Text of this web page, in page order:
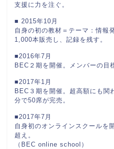
支援に力を注ぐ。
■ 2015年10月
自身の初の教材＝テーマ：情報
1,000本販売し、記録を残す。
■2016年7月
BEC２期を開催。メンバーの目
■2017年1月
BEC３期を開催。超高額にも関
分で50席が完売。
■2017年7月
自身初のオンラインスクールを
超え。
（BEC online school）